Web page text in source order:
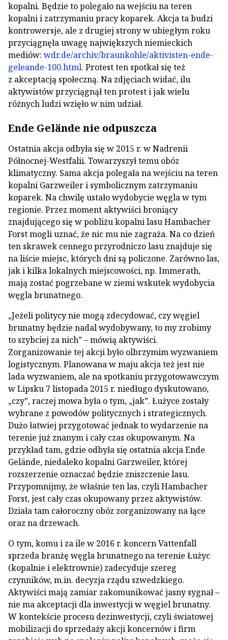
kopalni. Będzie to polegało na wejściu na teren
kopalni i zatrzymaniu pracy koparek. Akcja ta budzi
kontrowersje, ale z drugiej strony w ubiegłym roku
przyciągnęła uwagę największych niemieckich
mediów: wdr.de/archiv/braunkohle/aktivisten-ende-
geleande-100.html. Protest ten spotkał się też
z akceptacją społeczną. Na zdjęciach widać, ilu
aktywistów przyciągnął ten protest i jak wielu
różnych ludzi wzięło w nim udział.
Ende Gelände nie odpuszcza
Ostatnia akcja odbyła się w 2015 r. w Nadrenii
Północnej-Westfalii. Towarzyszył temu obóz
klimatyczny. Sama akcja polegała na wejściu na teren
kopalni Garzweiler i symbolicznym zatrzymaniu
koparek. Na chwilę ustało wydobycie węgla w tym
regionie. Przez moment aktywiści broniący
znajdującego się w pobliżu kopalni lasu Hambacher
Forst mogli uznać, że nic mu nie zagraża. Na co dzień
ten skrawek cennego przyrodniczo lasu znajduje się
na liście miejsc, których dni są policzone. Zarówno las,
jak i kilka lokalnych miejscowości, np. Immerath,
mają zostać pogrzebane w ziemi wskutek wydobycia
węgla brunatnego.
„Jeżeli politycy nie mogą zdecydować, czy węgiel
brunatny będzie nadal wydobywany, to my zrobimy
to szybciej za nich” – mówią aktywiści.
Zorganizowanie tej akcji było olbrzymim wyzwaniem
logistycznym. Planowana w maju akcja też jest nie
lada wyzwaniem, ale na spotkaniu przygotowawczym
w Lipsku 7 listopada 2015 r. niedługo dyskutowano,
„czy”, raczej mowa była o tym, „jak”. Łużyce zostały
wybrane z powodów politycznych i strategicznych.
Dużo łatwiej przygotować jednak to wydarzenie na
terenie już znanym i cały czas okupowanym. Na
przykład tam, gdzie odbyła się ostatnia akcja Ende
Gelände, niedaleko kopalni Garzweiler, której
rozszerzenie oznaczać będzie zniszczenie lasu.
Przypomnijmy, że właśnie ten las, czyli Hambacher
Forst, jest cały czas okupowany przez aktywistów.
Działa tam całoroczny obóz zorganizowany na łące
oraz na drzewach.
O tym, komu i za ile w 2016 r. koncern Vattenfall
sprzeda branżę węgla brunatnego na terenie Łużyc
(kopalnie i elektrownie) zadecyduje szereg
czynników, m.in. decyzja rządu szwedzkiego.
Aktywiści mają zamiar zakomunikować jasny sygnał –
nie ma akceptacji dla inwestycji w węgiel brunatny.
W kontekście procesu dezinwestycji, czyli światowej
mobilizacji do sprzedaży akcji koncernów i firm